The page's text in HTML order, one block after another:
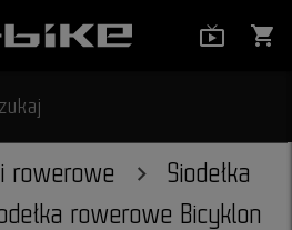
shopping_cart
rowerowe
Siodełka
rowerowe Bicyklon